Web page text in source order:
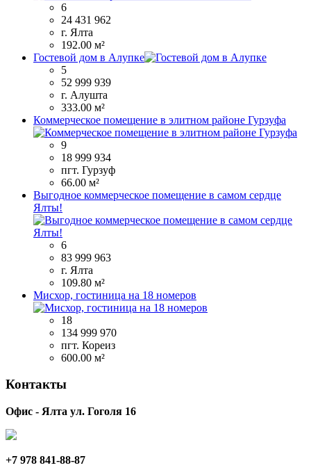
6
24 431 962
г. Ялта
192.00 м²
Гостевой дом в Алупке
5
52 999 939
г. Алушта
333.00 м²
Коммерческое помещение в элитном районе Гурзуфа
9
18 999 934
пгт. Гурзуф
66.00 м²
Выгодное коммерческое помещение в самом сердце
Ялты!
6
83 999 963
г. Ялта
109.80 м²
Мисхор, гостиница на 18 номеров
18
134 999 970
пгт. Кореиз
600.00 м²
Контакты
Офис - Ялта ул. Гоголя 16
+7 978 841-88-87